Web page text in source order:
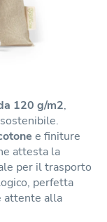
120 g/m2,
e finiture
attesta la
per il trasporto
perfetta
attente alla